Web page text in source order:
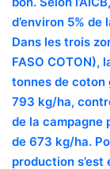
d’environ 5%
Dans les trois
FASO COTON),
tonnes de coton
793 kg/ha,
de la campagne
de 673 kg/ha.
production